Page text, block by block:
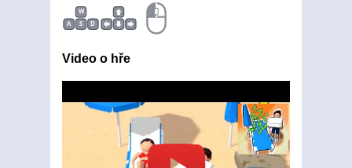
W
A
S D
Video o hře